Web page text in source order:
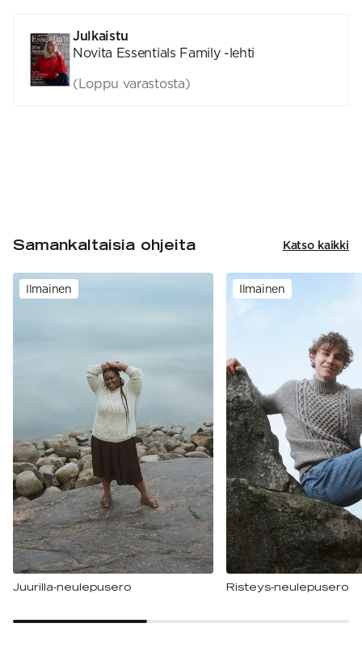
Julkaistu
Novita Essentials Family -lehti
(Loppu varastosta)
Samankaltaisia ohjeita Katso kaikki
Ilmainen
Juurilla-neulepusero
Ilmainen
Risteys-neulepusero